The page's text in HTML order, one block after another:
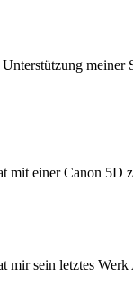
mit einer Canon
mir sein letztes